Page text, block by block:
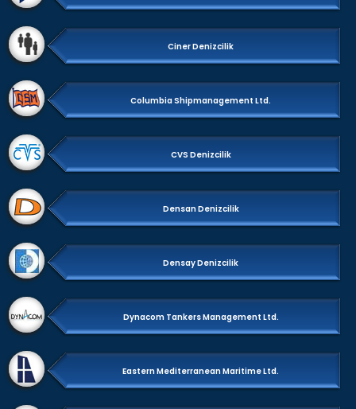
Ciner Denizcilik
Columbia Shipmanagement Ltd.
CVS Denizcilik
Densan Denizcilik
Densay Denizcilik
Dynacom Tankers Management Ltd.
Eastern Mediterranean Maritime Ltd.